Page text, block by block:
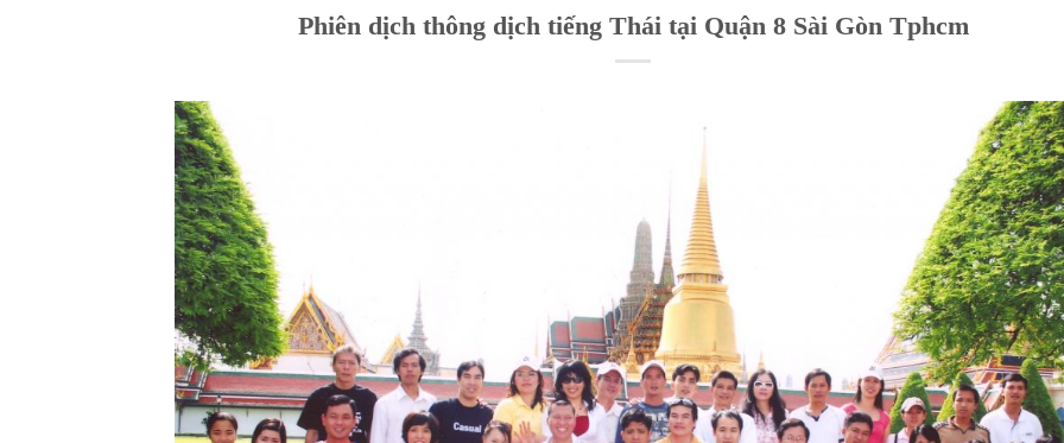
Phiên dịch thông dịch tiếng Thái tại Quận 8 Sài Gòn Tphcm